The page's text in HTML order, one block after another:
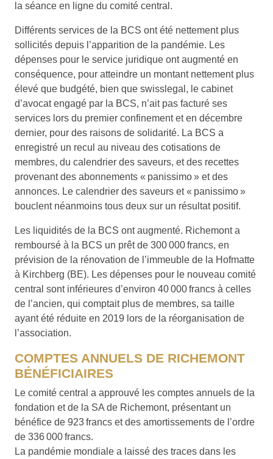
la séance en ligne du comité central.
Différents services de la BCS ont été nettement plus
sollicités depuis l’apparition de la pandémie. Les
dépenses pour le service juridique ont augmenté en
conséquence, pour atteindre un montant nettement plus
élevé que budgété, bien que swisslegal, le cabinet
d’avocat engagé par la BCS, n’ait pas facturé ses
services lors du premier confinement et en décembre
dernier, pour des raisons de solidarité. La BCS a
enregistré un recul au niveau des cotisations de
membres, du calendrier des saveurs, et des recettes
provenant des abonnements « panissimo » et des
annonces. Le calendrier des saveurs et « panissimo »
bouclent néanmoins tous deux sur un résultat positif.
Les liquidités de la BCS ont augmenté. Richemont a
remboursé à la BCS un prêt de 300 000 francs, en
prévision de la rénovation de l’immeuble de la Hofmatte
à Kirchberg (BE). Les dépenses pour le nouveau comité
central sont inférieures d’environ 40 000 francs à celles
de l’ancien, qui comptait plus de membres, sa taille
ayant été réduite en 2019 lors de la réorganisation de
l’association.
COMPTES ANNUELS DE RICHEMONT
BÉNÉFICIAIRES
Le comité central a approuvé les comptes annuels de la
fondation et de la SA de Richemont, présentant un
bénéfice de 923 francs et des amortissements de l’ordre
de 336 000 francs.
La pandémie mondiale a laissé des traces dans les